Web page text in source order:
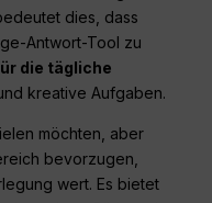
dies, dass
Antwort-Tool zu
die tägliche
kreative Aufgaben.
möchten, aber
bevorzugen,
wert. Es bietet